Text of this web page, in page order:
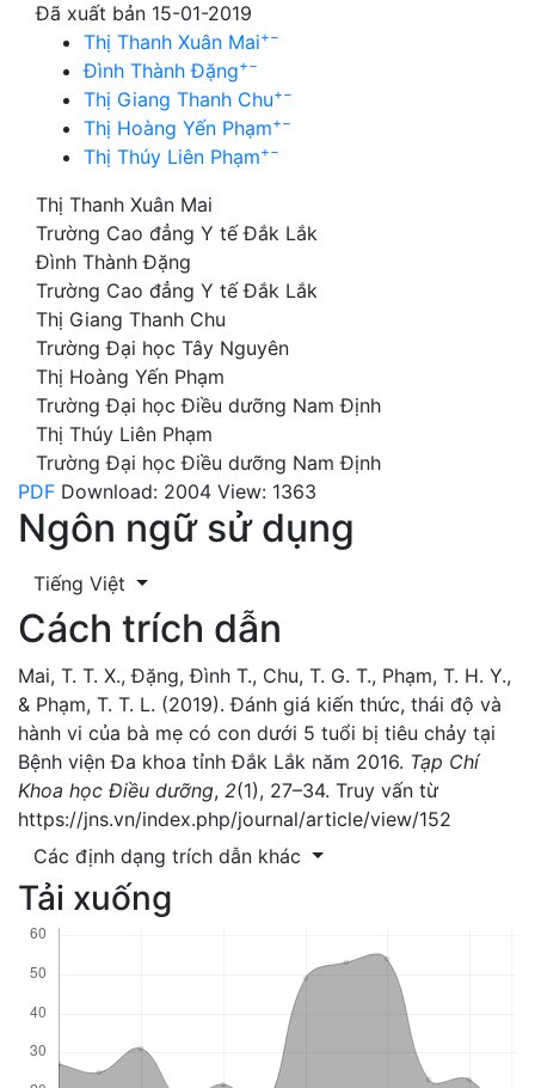
Đã xuất bản 15-01-2019
Thị Thanh Xuân Mai+−
Đình Thành Đặng+−
Thị Giang Thanh Chu+−
Thị Hoàng Yến Phạm+−
Thị Thúy Liên Phạm+−
Thị Thanh Xuân Mai
Trường Cao đẳng Y tế Đắk Lắk
Đình Thành Đặng
Trường Cao đẳng Y tế Đắk Lắk
Thị Giang Thanh Chu
Trường Đại học Tây Nguyên
Thị Hoàng Yến Phạm
Trường Đại học Điều dưỡng Nam Định
Thị Thúy Liên Phạm
Trường Đại học Điều dưỡng Nam Định
PDF Download: 2004 View: 1363
Ngôn ngữ sử dụng
Tiếng Việt
Cách trích dẫn
Mai, T. T. X., Đặng, Đình T., Chu, T. G. T., Phạm, T. H. Y.,
& Phạm, T. T. L. (2019). Đánh giá kiến thức, thái độ và
hành vi của bà mẹ có con dưới 5 tuổi bị tiêu chảy tại
Bệnh viện Đa khoa tỉnh Đắk Lắk năm 2016. Tạp Chí
Khoa học Điều dưỡng, 2(1), 27–34. Truy vấn từ
https://jns.vn/index.php/journal/article/view/152
Các định dạng trích dẫn khác
Tải xuống